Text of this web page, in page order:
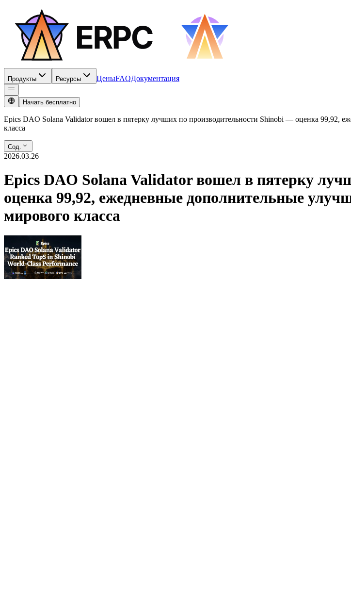
Продукты Ресурсы ЦеныFAQДокументация
Начать бесплатно
Epics DAO Solana Validator вошел в пятерку лучших по производительности Shinobi — оценка 99,92,
класса
Сод.
2026.03.26
Epics DAO Solana Validator вошел в пятерку
оценка 99,92, ежедневные дополнительные
мирового класса